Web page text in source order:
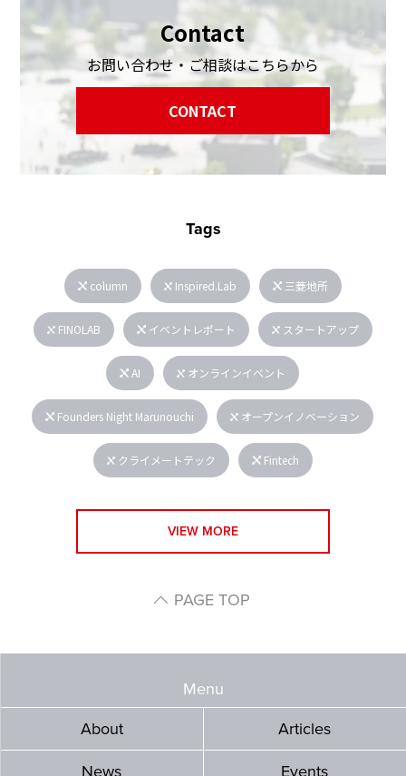
Contact
お問い合わせ・ご相談はこちらから
CONTACT
Tags
column Inspired.Lab 三菱地所
FINOLAB イベントレポート スタートアップ
AI オンラインイベント
Founders Night Marunouchi オープンイノベーション
クライメートテック Fintech
VIEW MORE
PAGE TOP
Menu
About
Articles
News Events